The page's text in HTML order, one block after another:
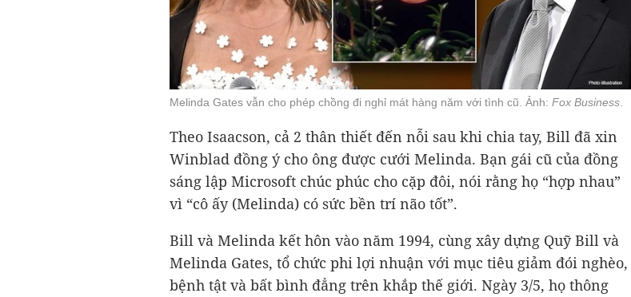
Melinda Gates vẫn cho phép chồng đi nghỉ mát hàng năm với tình cũ. Ảnh: Fox Business
Theo Isaacson, cả 2 thân thiết đến nỗi sau khi chia tay, Bill đã xin
Winblad đồng ý cho ông được cưới Melinda. Bạn gái cũ của đồng
sáng lập Microsoft chúc phúc cho cặp đôi, nói rằng họ “hợp nhau”
vì “cô ấy (Melinda) có sức bền trí não tốt”.
Bill và Melinda kết hôn vào năm 1994, cùng xây dựng Quỹ Bill và
Melinda Gates, tổ chức phi lợi nhuận với mục tiêu giảm đói nghèo,
bệnh tật và bất bình đẳng trên khắp thế giới. Ngày 3/5, họ thông